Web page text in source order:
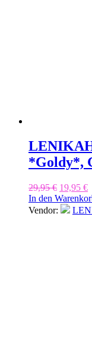
LENIKA
*Goldy*,
29,95€
Preis
war:
19,95 €
In den
Vendor: